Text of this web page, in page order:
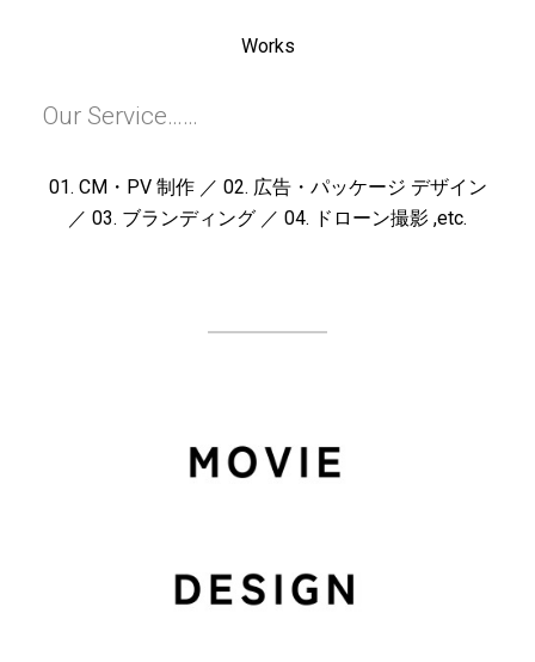
Works
Our Service……
01. CM・PV 制作／ 02. 広告・パッケージ デザイン
／ 03. ブランディング ／ 04. ドローン撮影 ,etc.